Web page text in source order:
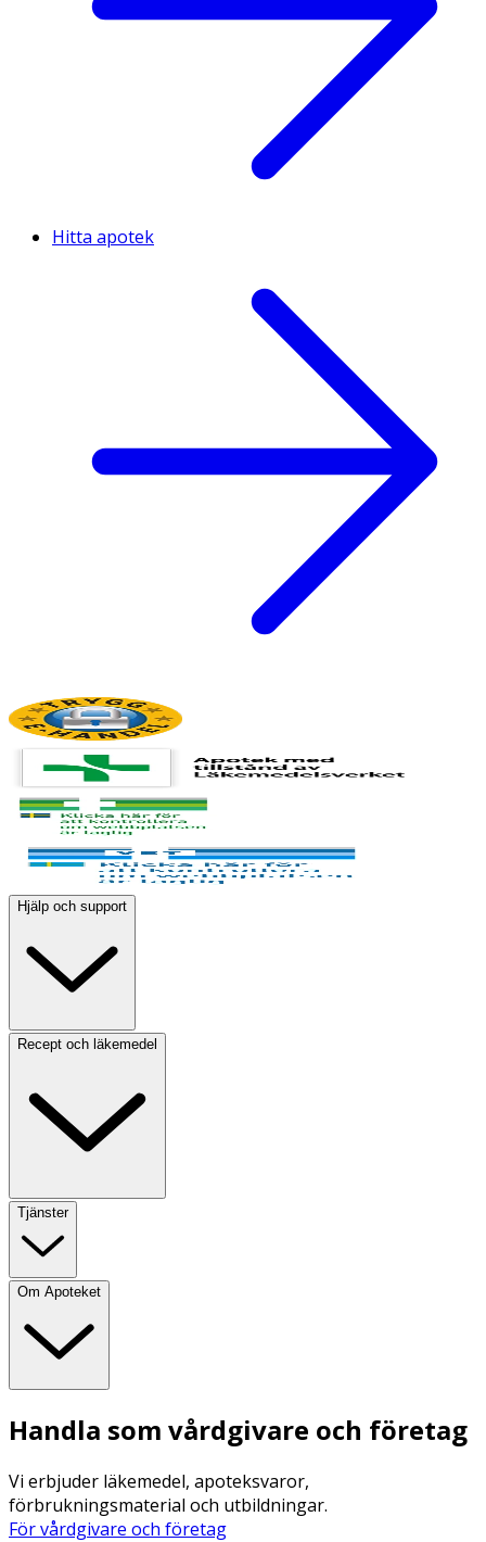
Hitta apotek
Hjälp och support
Recept och läkemedel
Tjänster
Om Apoteket
Handla som vårdgivare och företag
Vi erbjuder läkemedel, apoteksvaror,
förbrukningsmaterial och utbildningar.
För vårdgivare och företag